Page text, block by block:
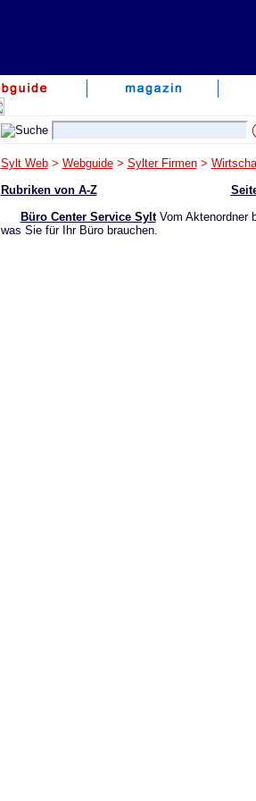
Sylt Web> Webguide> Sylter Firmen>
Rubriken von A-Z
Büro Center Service SyltVom Aktenordner
was Sie für Ihr Büro brauchen.